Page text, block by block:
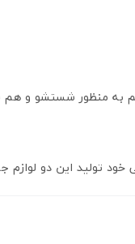
به منظور شستشو و
تولید این دو لوازم